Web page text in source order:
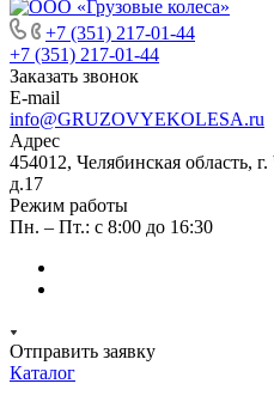
+7 (351) 217-01-44
+7 (351) 217-01-44
Заказать звонок
E-mail
info@GRUZOVYEKOLESA.ru
Адрес
454012, Челябинская область,
д.17
Режим работы
Пн. – Пт.: с 8:00 до 16:30
Отправить заявку
Каталог